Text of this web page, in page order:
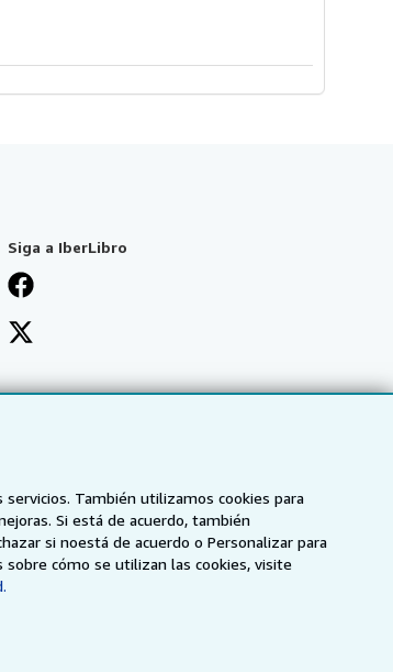
También utilizamos cookies para
Si está de acuerdo, también
si noestá de acuerdo o Personalizar para
sobre cómo se utilizan las cookies, visite
Siga a IberLibro